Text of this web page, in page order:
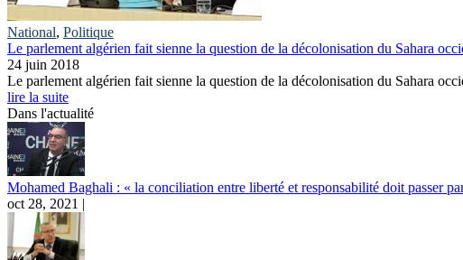
National, Politique
Le parlement algérien fait sienne la question de la décolonisation du Sahara
24 juin 2018
Le parlement algérien fait sienne la question de la décolonisation du Sahara
lire la suite
Dans l'actualité
Mohamed Baghali : « la conciliation entre liberté et responsabilité doit passer
oct 28, 2021 |